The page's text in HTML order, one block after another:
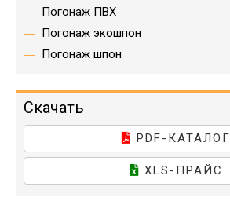
Погонаж ПВХ
Погонаж экошпон
Погонаж шпон
Скачать
PDF-КАТАЛОГ
XLS-ПРАЙС